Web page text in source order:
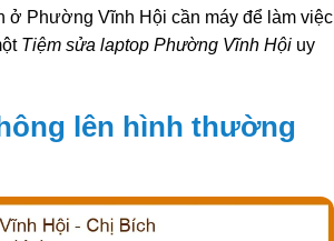
ở Phường Vĩnh Hội cần máy để làm việc
Tiệm sửa laptop Phường Vĩnh Hội uy
lên hình thường